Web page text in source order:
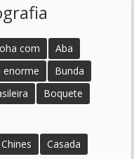
com
Aba
enorme
Bunda
Boquete
Chines
Casada